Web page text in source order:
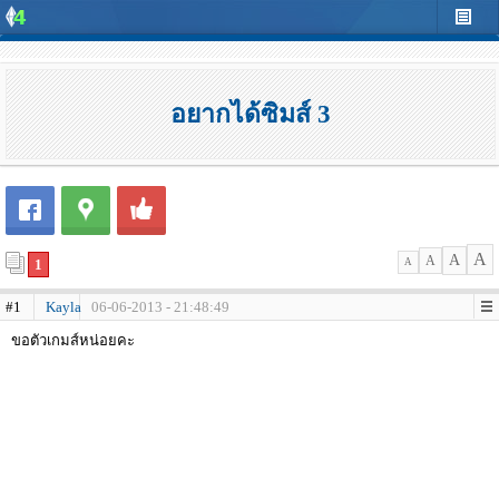
อยากได้ซิมส์ 3
1 A A A A
#1 Kayla 06-06-2013 - 21:48:49
ขอตัวเกมส์หน่อยคะ